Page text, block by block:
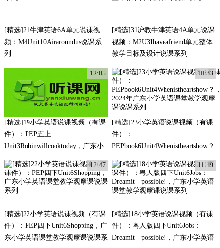
[精选]21牛津英语6A单元说课视
频：M4Unit10Airaroundus说课系
列
[精选]31沪教牛津英语4A单元说课
视频：M2U3Ihaveafriend单元整体
教学目标及设计说课系列
12:05
[精选]19小学英语说课视频（有课
件）：PEP五上
Unit3Robinwillcooktoday，广东小
10:33
[精选]23小学英语说课视频（有课
件）：
PEPbook6Unit4Whenistheartshow？
课说课系列
12:47
[精选]22小学英语说课视频（有课
件）：PEP四下Unit6Shopping，广
东小学英语课堂教学观摩课说课系
11:19
[精选]18小学英语说课视频（有课
件）：粤人版四下Unit6Jobs：
Dreamit，possible!，广东小学英语